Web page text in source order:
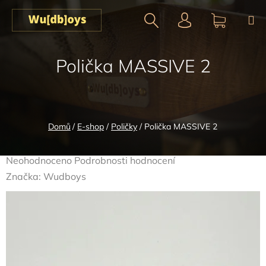
Přejít
obsah
Domů / E-shop / Poličky / Polička MASSIVE 2
Polička MASSIVE 2
Průměrné
hodnocení
produktu
Neohodnoceno Podrobnosti hodnocení
Značka: Wudboys